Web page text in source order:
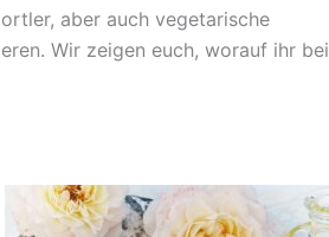
aber auch vegetarische
Wir zeigen euch, worauf ihr bei